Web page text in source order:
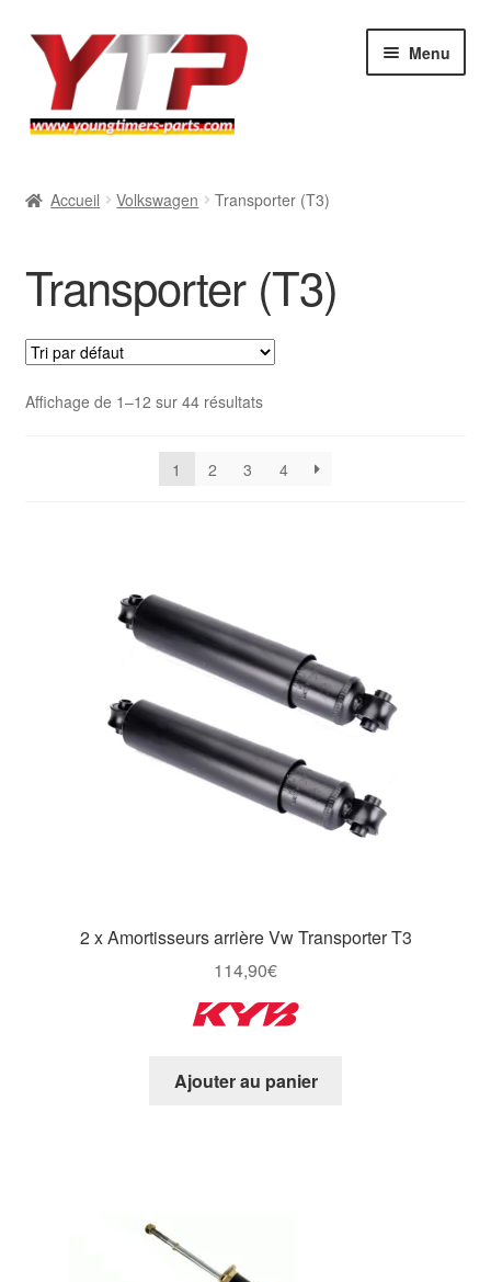
Aller
navigation
Aller
contenu
Menu
Mercedes
Porsche
Volkswagen
Accueil Volkswagen Transporter (T3)
Transporter (T3)
Affichage de 1–12 sur 44 résultats
1 2 3 4
2 x Amortisseurs arrière Vw Transporter T3
114,90€
Ajouter au panier